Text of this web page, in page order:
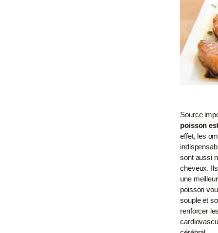
Source
poisson
effet, les
sont aussi
cheveux.
une
poisson
souple et
renforcer